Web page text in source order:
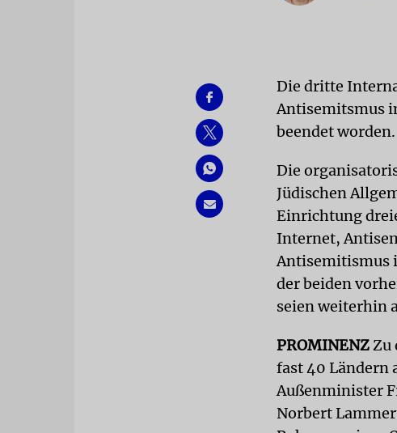
Die dritte
Antisemitsmus
beendet worden.
Die
Jüdischen
Einrichtung
Internet,
Antisemitismus
der beiden
seien weiterhin
PROMINENZZu
fast 40 Ländern
Außenminister
Norbert